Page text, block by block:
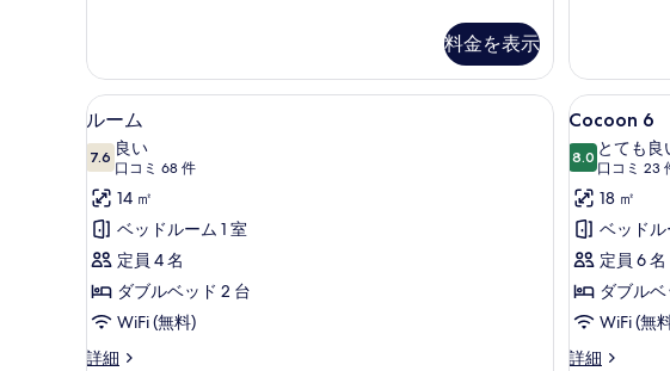
示
す
る
細
料金を表示
示
す
る
細
ル
ー
ム
の
す
べ
て
の
写
高級寝具、セレクト コンフォート製ベッド、防音
4
ルーム
7.610 点中 7.6
良い
口コミ 68 件
(口
コ
ミ
68
件)
14 ㎡
ベッドルーム 1 室
定員 4 名
ダブルベッド 2 台
WiFi (無料)
詳細
ル
Cocoon
6
の
す
べ
て
の
写
真
5
Cocoon 6
8.010 点中 8.0
とても良
口コミ 23
(口
コ
ミ
23
件)
18 ㎡
ベッドル
定員 6 名
ダブル
WiFi (無
詳細
Cocoon